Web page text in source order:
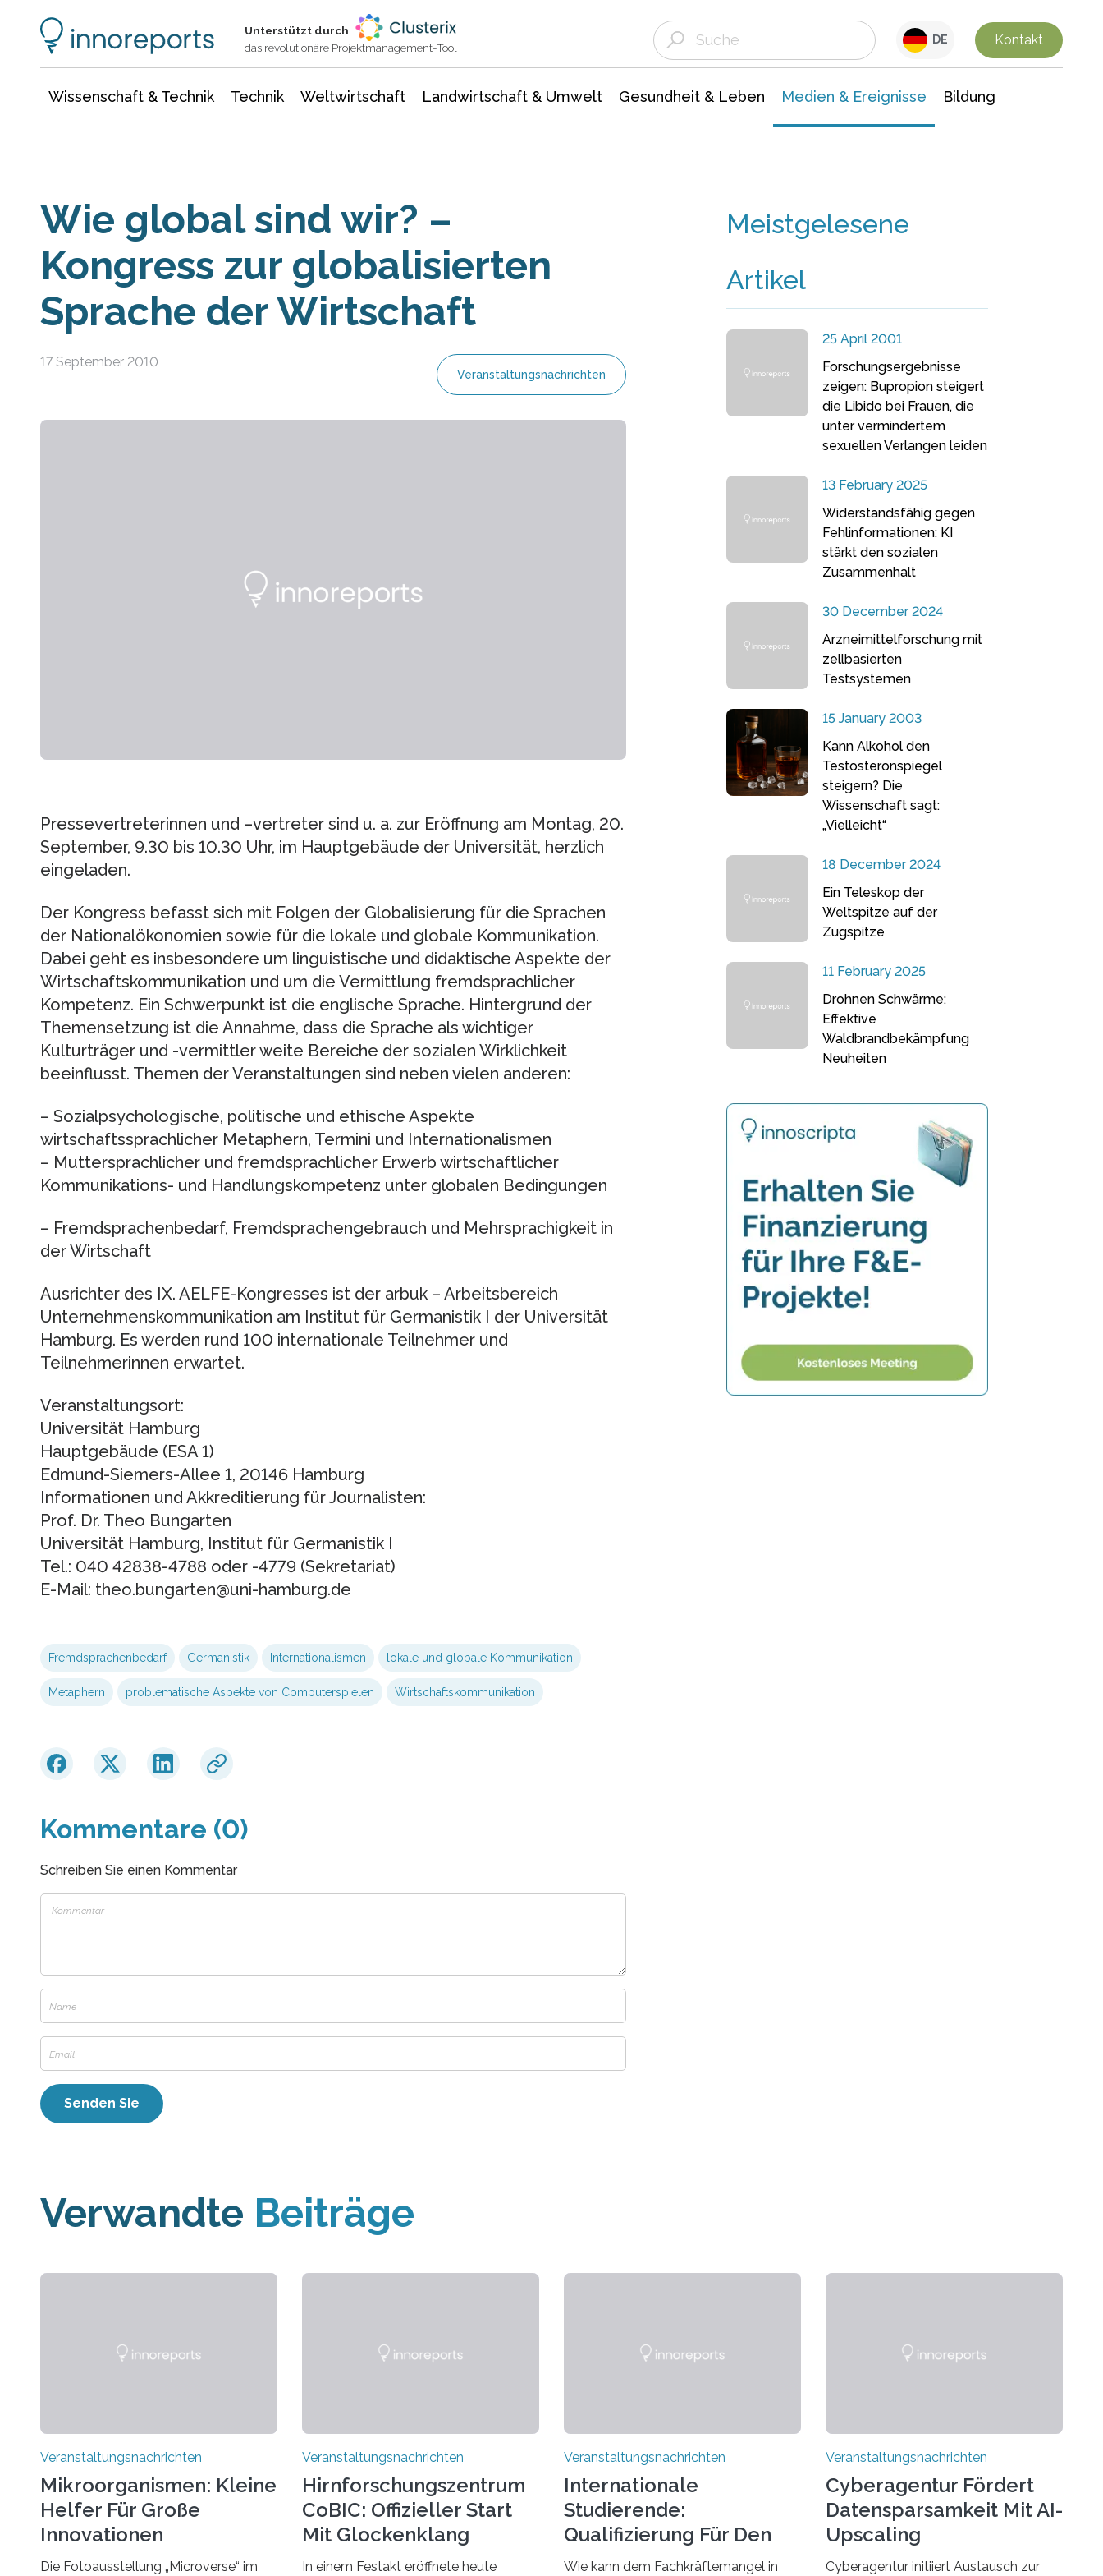
Unterstützt durch
das revolutionäre Projektmanagement-Tool
DE Kontakt
Wissenschaft & Technik Technik Weltwirtschaft Landwirtschaft & Umwelt Gesundheit & Leben Medien & Ereignisse Bildung
Wie global sind wir? –
Kongress zur globalisierten
Sprache der Wirtschaft
17 September 2010
Veranstaltungsnachrichten
Pressevertreterinnen und –vertreter sind u. a. zur Eröffnung am Montag, 20.
September, 9.30 bis 10.30 Uhr, im Hauptgebäude der Universität, herzlich
eingeladen.
Der Kongress befasst sich mit Folgen der Globalisierung für die Sprachen
der Nationalökonomien sowie für die lokale und globale Kommunikation.
Dabei geht es insbesondere um linguistische und didaktische Aspekte der
Wirtschaftskommunikation und um die Vermittlung fremdsprachlicher
Kompetenz. Ein Schwerpunkt ist die englische Sprache. Hintergrund der
Themensetzung ist die Annahme, dass die Sprache als wichtiger
Kulturträger und -vermittler weite Bereiche der sozialen Wirklichkeit
beeinflusst. Themen der Veranstaltungen sind neben vielen anderen:
– Sozialpsychologische, politische und ethische Aspekte
wirtschaftssprachlicher Metaphern, Termini und Internationalismen
– Muttersprachlicher und fremdsprachlicher Erwerb wirtschaftlicher
Kommunikations- und Handlungskompetenz unter globalen Bedingungen
– Fremdsprachenbedarf, Fremdsprachengebrauch und Mehrsprachigkeit in
der Wirtschaft
Ausrichter des IX. AELFE-Kongresses ist der arbuk – Arbeitsbereich
Unternehmenskommunikation am Institut für Germanistik I der Universität
Hamburg. Es werden rund 100 internationale Teilnehmer und
Teilnehmerinnen erwartet.
Veranstaltungsort:
Universität Hamburg
Hauptgebäude (ESA 1)
Edmund-Siemers-Allee 1, 20146 Hamburg
Informationen und Akkreditierung für Journalisten:
Prof. Dr. Theo Bungarten
Universität Hamburg, Institut für Germanistik I
Tel.: 040 42838-4788 oder -4779 (Sekretariat)
E-Mail: theo.bungarten@uni-hamburg.de
Fremdsprachenbedarf Germanistik Internationalismen lokale und globale Kommunikation
Metaphern problematische Aspekte von Computerspielen Wirtschaftskommunikation
Kommentare (0)
Schreiben Sie einen Kommentar
Meistgelesene
Artikel
25 April 2001
Forschungsergebnisse
zeigen: Bupropion steigert
die Libido bei Frauen, die
unter vermindertem
sexuellen Verlangen leiden
13 February 2025
Widerstandsfähig gegen
Fehlinformationen: KI
stärkt den sozialen
Zusammenhalt
30 December 2024
Arzneimittelforschung mit
zellbasierten
Testsystemen
15 January 2003
Kann Alkohol den
Testosteronspiegel
steigern? Die
Wissenschaft sagt:
„Vielleicht“
18 December 2024
Ein Teleskop der
Weltspitze auf der
Zugspitze
11 February 2025
Drohnen Schwärme:
Effektive
Waldbrandbekämpfung
Neuheiten
Verwandte Beiträge
Veranstaltungsnachrichten
Mikroorganismen: Kleine
Helfer Für Große
Innovationen
Die Fotoausstellung „Microverse“ im
Veranstaltungsnachrichten
Hirnforschungszentrum
CoBIC: Offizieller Start
Mit Glockenklang
In einem Festakt eröffnete heute
Veranstaltungsnachrichten
Internationale
Studierende:
Qualifizierung Für Den
Arbeitsmarkt
Wie kann dem Fachkräftemangel in
Veranstaltungsnachrichten
Cyberagentur Fördert
Datensparsamkeit Mit AI-
Upscaling
Cyberagentur initiiert Austausch zur